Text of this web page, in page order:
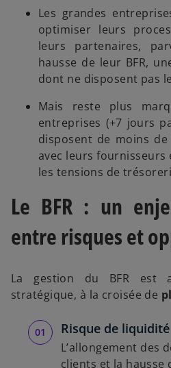
Les grandes
optimiser leurs
leurs partenaires,
hausse de leur BFR,
dont ne disposent pas
Mais reste plus
entreprises (+7 jours
disposent de moins
avec leurs fournisseurs
les tensions de
Le BFR : un
entre risques et
La gestion du BFR est
stratégique, à la croisée de
Risque de liquidité
L’allongement des
clients et la hausse